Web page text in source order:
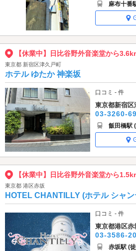
麻布十番
【休業中】日比谷野外音楽堂から
東京都 新宿区津久戸町
ホテル ゆたか 神楽坂
口コミ - 件
東京都新宿区
03-3260-
飯田橋駅
【休業中】日比谷野外音楽堂から
東京都 港区赤坂
HOTEL CHANTILLY (ホテル シャ
口コミ - 件
東京都港区赤
03-3586-
赤坂駅 (